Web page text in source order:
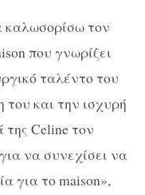
καλωσορίσω τον
που γνωρίζει
ταλέντο του
και την ισχυρή
Celine τον
να συνεχίσει να
για το maison»,